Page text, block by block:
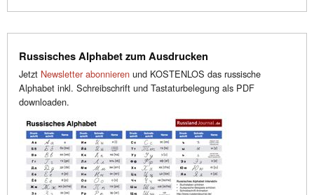
Russisches Alphabet zum Ausdrucken
Jetzt Newsletter abonnieren und KOSTENLOS das russische
Alphabet inkl. Schreibschrift und Tastaturbelegung als PDF
downloaden.